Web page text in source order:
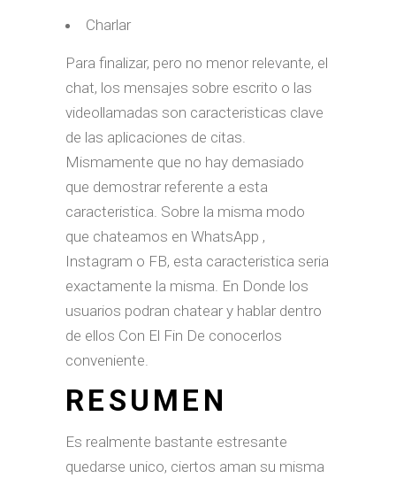
Charlar
Para finalizar, pero no menor relevante, el
chat, los mensajes sobre escrito o las
videollamadas son caracteristicas clave
de las aplicaciones de citas.
Mismamente que no hay demasiado
que demostrar referente a esta
caracteristica. Sobre la misma modo
que chateamos en WhatsApp ,
Instagram o FB, esta caracteristica seri­a
exactamente la misma. En Donde los
usuarios podran chatear y hablar dentro
de ellos Con El Fin De conocerlos
conveniente.
RESUMEN
Es realmente bastante estresante
quedarse unico, ciertos aman su misma